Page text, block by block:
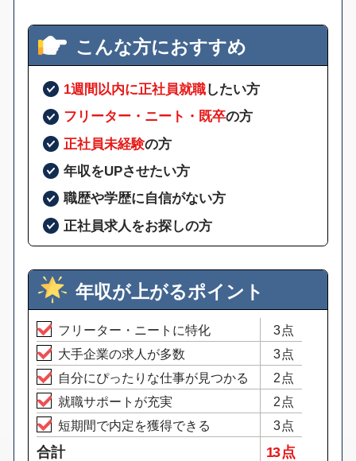
こんな方におすすめ
1週間以内に正社員就職したい方
フリーター・ニート・既卒の方
正社員未経験の方
年収をUPさせたい方
職歴や学歴に自信がない方
正社員求人をお探しの方
年収が上がるポイント
フリーター・ニートに特化
3点
大手企業の求人が多数
3点
自分にぴったりな仕事が見つかる
2点
就職サポートが充実
2点
短期間で内定を獲得できる
3点
合計 13 点